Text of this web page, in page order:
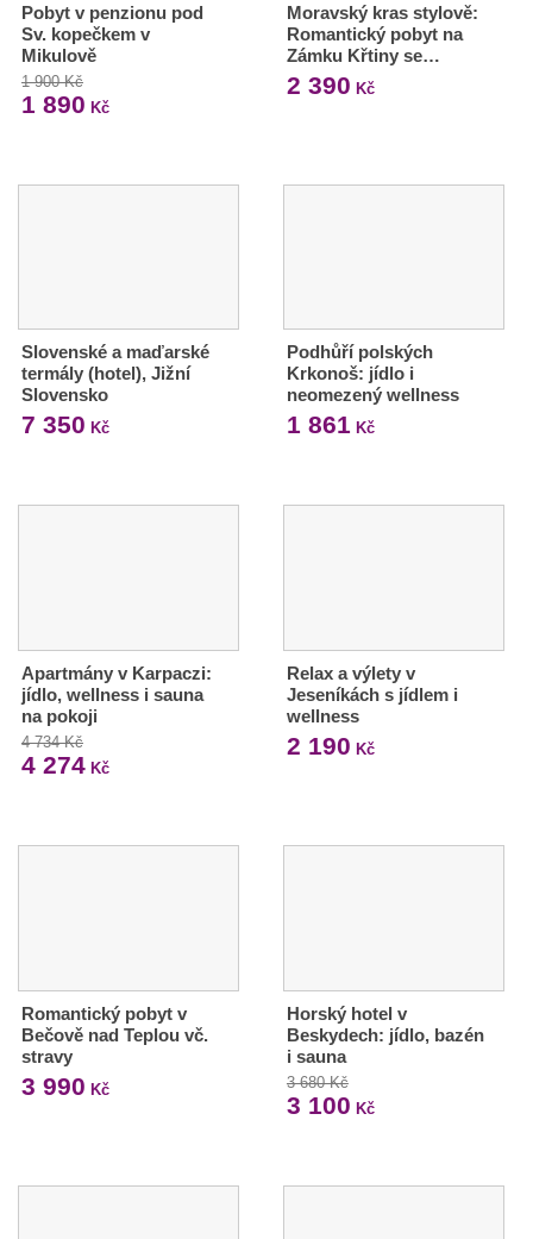
Pobyt v penzionu pod
Sv. kopečkem v
Mikulově
1 900 Kč
1 890 Kč
Moravský kras stylově:
Romantický pobyt na
Zámku Křtiny se…
2 390 Kč
Slovenské a maďarské
termály (hotel), Jižní
Slovensko
7 350 Kč
Podhůří polských
Krkonoš: jídlo i
neomezený wellness
1 861 Kč
Apartmány v Karpaczi:
jídlo, wellness i sauna
na pokoji
4 734 Kč
4 274 Kč
Relax a výlety v
Jeseníkách s jídlem i
wellness
2 190 Kč
Romantický pobyt v
Bečově nad Teplou vč.
stravy
3 990 Kč
Horský hotel v
Beskydech: jídlo, bazén
i sauna
3 680 Kč
3 100 Kč